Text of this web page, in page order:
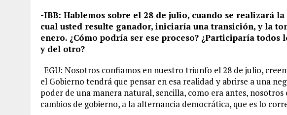
-IBB: Hablemos sobre el 28 de julio, cuando se realizará
cual usted resulte ganador, iniciaría una transición, y la
enero. ¿Cómo podría ser ese proceso? ¿Participaría todos
y del otro?
-EGU: Nosotros confiamos en nuestro triunfo el 28 de julio,
el Gobierno tendrá que pensar en esa realidad y abrirse a una
poder de una manera natural, sencilla, como era antes, nosotros
cambios de gobierno, a la alternancia democrática, que es lo